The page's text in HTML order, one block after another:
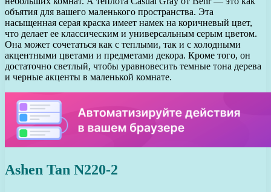
объятия для вашего маленького пространства. Эта
насыщенная серая краска имеет намек на коричневый цвет,
что делает ее классическим и универсальным серым цветом.
Она может сочетаться как с теплыми, так и с холодными
акцентными цветами и предметами декора. Кроме того, он
достаточно светлый, чтобы уравновесить темные тона дерева
и черные акценты в маленькой комнате.
Ashen Tan N220-2